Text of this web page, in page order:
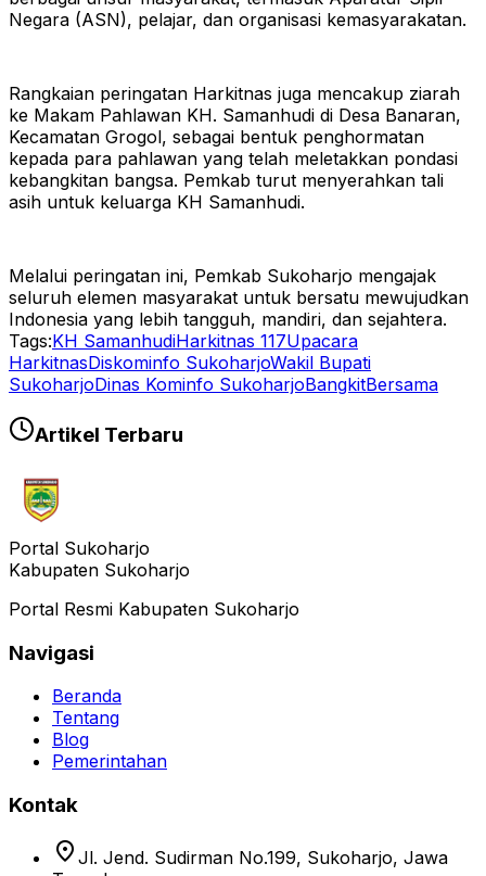
Negara (ASN), pelajar, dan organisasi kemasyarakatan.
Rangkaian peringatan Harkitnas juga mencakup ziarah
ke Makam Pahlawan KH. Samanhudi di Desa Banaran,
Kecamatan Grogol, sebagai bentuk penghormatan
kepada para pahlawan yang telah meletakkan pondasi
kebangkitan bangsa. Pemkab turut menyerahkan tali
asih untuk keluarga KH Samanhudi.
Melalui peringatan ini, Pemkab Sukoharjo mengajak
seluruh elemen masyarakat untuk bersatu mewujudkan
Indonesia yang lebih tangguh, mandiri, dan sejahtera.
Tags:KH SamanhudiHarkitnas 117Upacara
HarkitnasDiskominfo SukoharjoWakil Bupati
SukoharjoDinas Kominfo SukoharjoBangkitBersama
Artikel Terbaru
Portal Sukoharjo
Kabupaten Sukoharjo
Portal Resmi Kabupaten Sukoharjo
Navigasi
Beranda
Tentang
Blog
Pemerintahan
Kontak
location_on Jl. Jend. Sudirman No.199, Sukoharjo, Jawa